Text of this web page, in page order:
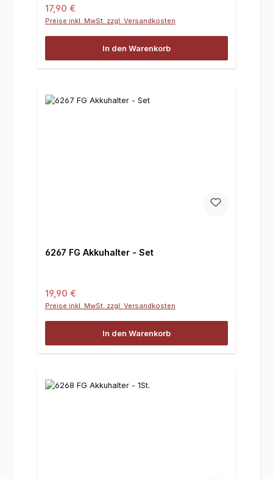
Regulärer Preis:
17,90 €
Preise inkl. MwSt. zzgl. Versandkosten
In den Warenkorb
6267 FG Akkuhalter - Set
Regulärer Preis:
19,90 €
Preise inkl. MwSt. zzgl. Versandkosten
In den Warenkorb